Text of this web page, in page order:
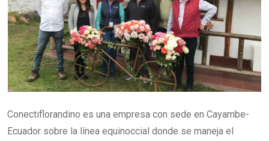
Conectiflorandino es una empresa con sede en Cayambe-
Ecuador sobre la línea equinoccial donde se maneja el